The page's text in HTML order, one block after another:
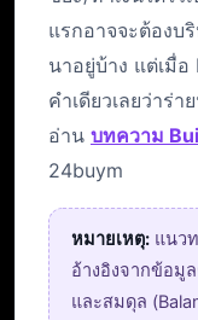
แรกอาจจะต้องบ
นาอยู่บ้าง แต่เมื่อ
คำเดียวเลยว่าร่
อ่าน บทความ
24buym
หมายเหตุ: แนว
อ้างอิงจากข้อมู
และสมดุล